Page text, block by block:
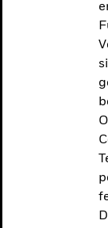
das am
verfolgt das
Vorschläge, um